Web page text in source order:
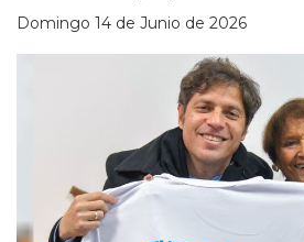
Domingo 14 de Junio de 2026